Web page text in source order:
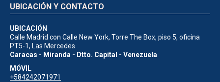
UBICACIÓN Y CONTACTO
UBICACIÓN
Calle Madrid con Calle New York, Torre The Box, piso 5, oficina
PT5-1, Las Mercedes.
Caracas - Miranda - Dtto. Capital - Venezuela
MÓVIL
+584242071971